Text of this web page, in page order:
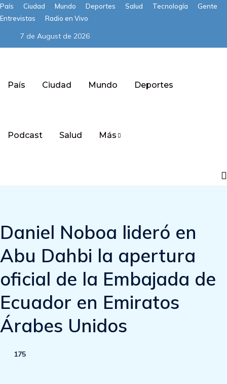
País Ciudad Mundo Deportes Salud Tecnología
Gente
Entrevistas
Radio en Vivo
7 de August de 2026
País Ciudad Mundo Deportes
Podcast Salud Más
Daniel Noboa lideró en
Abu Dahbi la apertura
oficial de la Embajada de
Ecuador en Emiratos
Árabes Unidos
175